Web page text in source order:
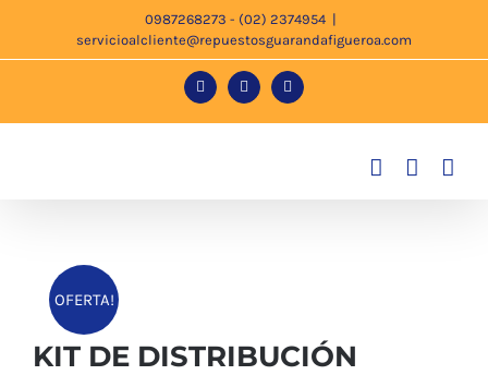
0987268273 - (02) 2374954 |
servicioalcliente@repuestosguarandafigueroa.com
FacebookInstagramTiktok
OFERTA!
KIT DE DISTRIBUCIÓN